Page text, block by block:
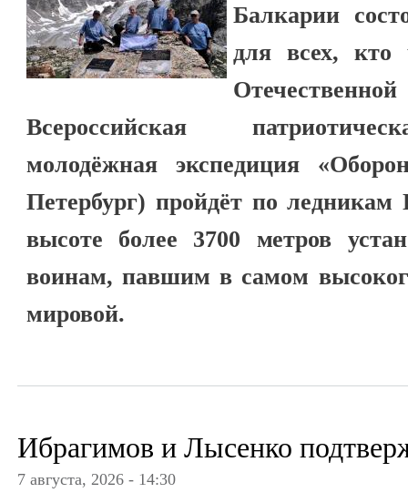
Балкарии
для всех, кто
Всероссийская
молодёжная экспедиция
Петербург) пройдёт по
высоте более 3700 метров
воинам, павшим в самом
мировой.
Ибрагимов и Лысенко
7 августа, 2026 - 14:30